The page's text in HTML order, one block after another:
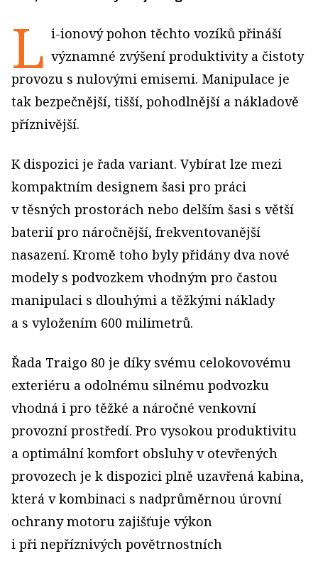
L i-ionový pohon těchto vozíků přináší
významné zvýšení produktivity a čistoty
provozu s nulovými emisemi. Manipulace je
tak bezpečnější, tišší, pohodlnější a nákladově
příznivější.
K dispozici je řada variant. Vybírat lze mezi
kompaktním designem šasi pro práci
v těsných prostorách nebo delším šasi s větší
baterií pro náročnější, frekventovanější
nasazení. Kromě toho byly přidány dva nové
modely s podvozkem vhodným pro častou
manipulaci s dlouhými a těžkými náklady
a s vyložením 600 milimetrů.
Řada Traigo 80 je díky svému celokovovému
exteriéru a odolnému silnému podvozku
vhodná i pro těžké a náročné venkovní
provozní prostředí. Pro vysokou produktivitu
a optimální komfort obsluhy v otevřených
provozech je k dispozici plně uzavřená kabina,
která v kombinaci s nadprůměrnou úrovní
ochrany motoru zajišťuje výkon
i při nepříznivých povětrnostních